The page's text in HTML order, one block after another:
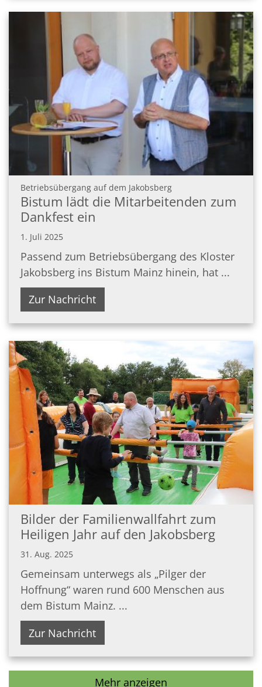
Betriebsübergang auf dem Jakobsberg:
Bistum lädt die Mitarbeitenden zum
Dankfest ein
1. Juli 2025
Passend zum Betriebsübergang des Kloster
Jakobsberg ins Bistum Mainz hinein, hat ...
Zur Nachricht
Bilder der Familienwallfahrt zum
Heiligen Jahr auf den Jakobsberg
31. Aug. 2025
Gemeinsam unterwegs als „Pilger der
Hoffnung“ waren rund 600 Menschen aus
dem Bistum Mainz. ...
Zur Nachricht
Mehr anzeigen